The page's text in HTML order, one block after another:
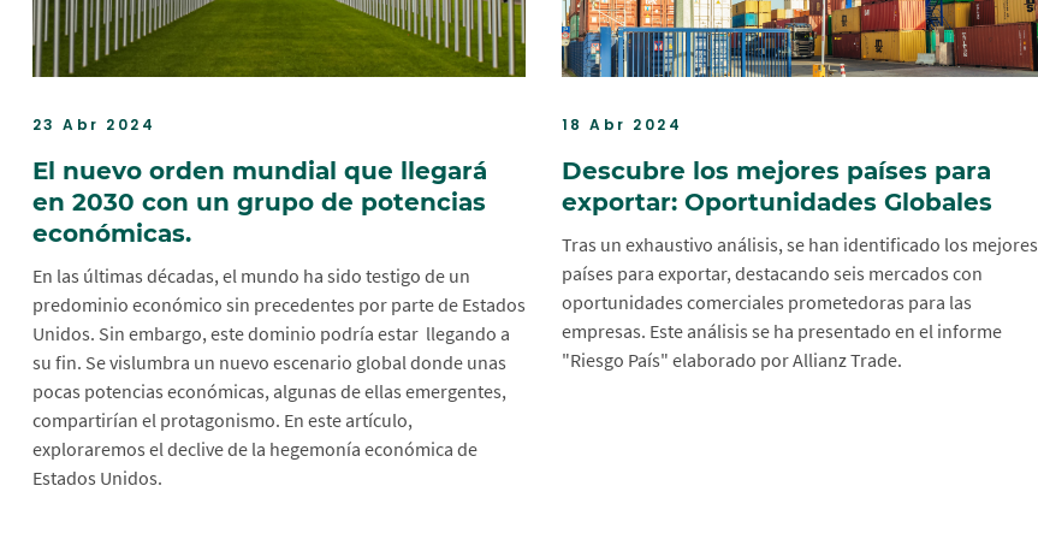
23 Abr 2024
El nuevo orden mundial que llegará
en 2030 con un grupo de potencias
económicas.
En las últimas décadas, el mundo ha sido testigo de un
predominio económico sin precedentes por parte de Estados
Unidos. Sin embargo, este dominio podría estar llegando a
su fin. Se vislumbra un nuevo escenario global donde unas
pocas potencias económicas, algunas de ellas emergentes,
compartirían el protagonismo. En este artículo,
exploraremos el declive de la hegemonía económica de
Estados Unidos.
18 Abr 2024
Descubre los mejores países para
exportar: Oportunidades Globales
Tras un exhaustivo análisis, se han identificado los mejores
países para exportar, destacando seis mercados con
oportunidades comerciales prometedoras para las
empresas. Este análisis se ha presentado en el informe
"Riesgo País" elaborado porAllianz Trade.